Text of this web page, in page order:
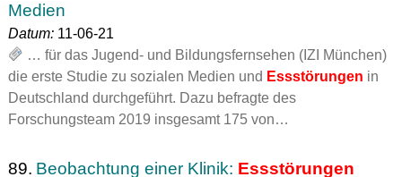
Medien
Datum:11-06-21
… für das Jugend- und Bildungsfernsehen (IZI München)
die erste Studie zu sozialen Medien und Essstörungen in
Deutschland durchgeführt. Dazu befragte des
Forschungsteam 2019 insgesamt 175 von…
89. Beobachtung einer Klinik: Essstörungen